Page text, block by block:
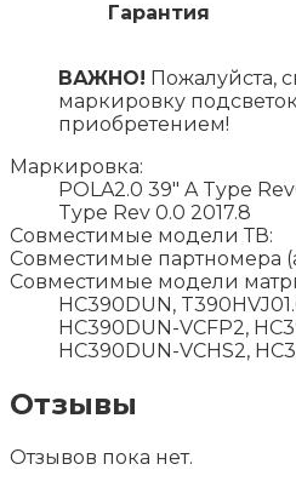
Гарантия
ВАЖНО! Пожалуйста,
маркировку
приобретением!
Маркировка:
POLA2.0 39" A Type
Type Rev 0.0 2017.8
Совместимые модели ТВ:
Совместимые партномера
Совместимые модели
HC390DUN,
HC390DUN-VCFP2,
HC390DUN-VCHS2,
Отзывы
Отзывов пока нет.